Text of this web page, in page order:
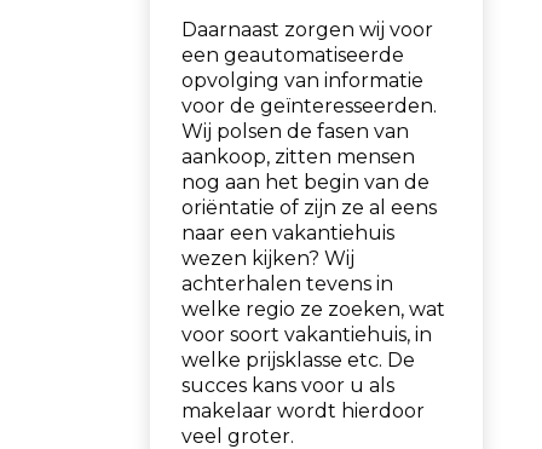
Daarnaast zorgen wij voor
een geautomatiseerde
opvolging van informatie
voor de geïnteresseerden.
Wij polsen de fasen van
aankoop, zitten mensen
nog aan het begin van de
oriëntatie of zijn ze al eens
naar een vakantiehuis
wezen kijken? Wij
achterhalen tevens in
welke regio ze zoeken, wat
voor soort vakantiehuis, in
welke prijsklasse etc. De
succes kans voor u als
makelaar wordt hierdoor
veel groter.